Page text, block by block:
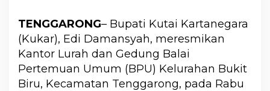
TENGGARONG– Bupati Kutai Kartanegara
(Kukar), Edi Damansyah, meresmikan
Kantor Lurah dan Gedung Balai
Pertemuan Umum (BPU) Kelurahan Bukit
Biru, Kecamatan Tenggarong, pada Rabu